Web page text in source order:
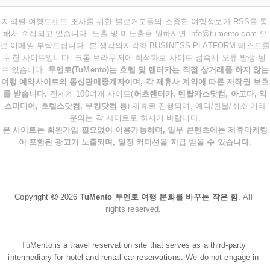
지역별 여행트랜드 조사를 위한 블로거분들의 소중한 여행정보가 RSS를 통
해서 수집되고 있습니다. 노출 및 미노출을 원하시면 info@tumento.com 으
로 이메일 부탁드립니다. 본 생각의시각화 BUSINESS PLATFORM 테스트를
위한 사이트입니다. 크롬 브라우저에 최적화로 사이트 접속시 오류 발생 될
수 있습니다. 투멘토(TuMento)는 호텔 및 렌터카는 직접 상거래를 하지 않는
여행 예약사이트의 통신판매중개자이며, 각 제휴사 계약에 따른 저작권 보호
를 받습니다. 전세계 100여개 사이트(허츠렌터카, 렌탈카스닷컴, 아고다, 익
스피디아, 호텔스닷컴, 부킹닷컴 등) 제휴로 진행되며, 예약/환불/취소 기타
문의는 각 사이트로 하시기 바랍니다.
본 사이트는 회원가입 필요없이 이용가능하며, 일부 콘텐츠에는 제휴마케팅
이 포함된 광고가 노출되며, 일정 커미션을 지급 받을 수 있습니다.
Copyright 2026 TuMento 투멘토 여행 문화를 바꾸는 작은 힘 .All
rights reserved.
TuMento is a travel reservation site that serves as a third-party
intermediary for hotel and rental car reservations. We do not engage in